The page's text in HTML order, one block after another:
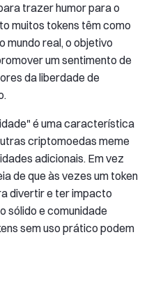
trazer humor para o
muitos tokens têm como
mundo real, o objetivo
um sentimento de
da liberdade de
é uma característica
criptomoedas meme
adicionais. Em vez
de que às vezes um token
divertir e ter impacto
sólido e comunidade
sem uso prático podem